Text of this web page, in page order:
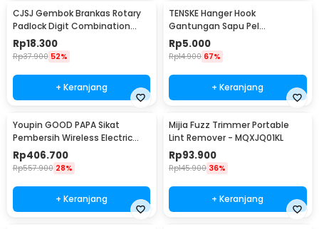
CJSJ Gembok Brankas Rotary
Padlock Digit Combination
Padlock - CH-209
Rp18.300
Rp37.900 52%
+ Keranjang
TENSKE Hanger Hook
Gantungan Sapu Pel
Multifungsi 1 PCS - GF-016
Rp5.000
Rp14.900 67%
+ Keranjang
Youpin GOOD PAPA Sikat
Pembersih Wireless Electric
Cleaning - CL99
Rp406.700
Rp557.900 28%
+ Keranjang
Mijia Fuzz Trimmer Portable
Lint Remover - MQXJQ01KL
Rp93.900
Rp145.900 36%
+ Keranjang